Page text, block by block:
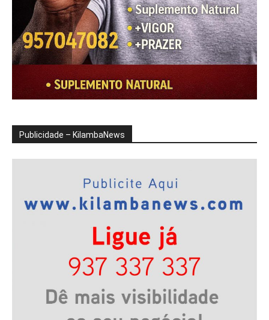
Publicidade – KilambaNews